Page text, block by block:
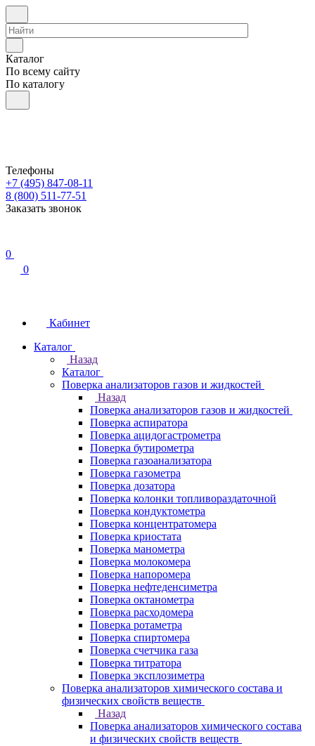
Каталог
По всему сайту
По каталогу
Телефоны
+7 (495) 847-08-11
8 (800) 511-77-51
Заказать звонок
0
0
Кабинет
Каталог
Назад
Каталог
Поверка анализаторов газов и жидкостей
Назад
Поверка анализаторов газов и жидкостей
Поверка аспиратора
Поверка ацидогастрометра
Поверка бутирометра
Поверка газоанализатора
Поверка газометра
Поверка дозатора
Поверка колонки топливораздаточной
Поверка кондуктометра
Поверка концентратомера
Поверка криостата
Поверка манометра
Поверка молокомера
Поверка напоромера
Поверка нефтеденсиметра
Поверка октанометра
Поверка расходомера
Поверка ротаметра
Поверка спиртомера
Поверка счетчика газа
Поверка титратора
Поверка эксплозиметра
Поверка анализаторов химического состава и
физических свойств веществ
Назад
Поверка анализаторов химического состава
и физических свойств веществ